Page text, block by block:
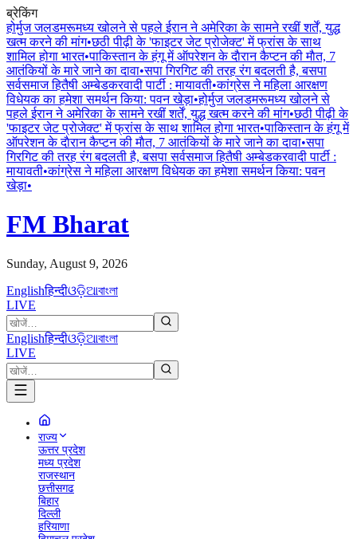
ब्रेकिंग
होर्मुज जलडमरूमध्य खोलने से पहले ईरान ने अमेरिका के सामने रखीं शर्तें, युद्ध
खत्म करने की मांग•छठी पीढ़ी के 'फाइटर जेट प्रोजेक्ट' में फ्रांस के साथ
शामिल होगा भारत•पाकिस्तान के हंगू में ऑपरेशन के दाैरान कैप्टन की माैत, 7
आतंकियों के मारे जाने का दावा•सपा गिरगिट की तरह रंग बदलती है, बसपा
सर्वसमाज हितैषी अम्बेडकरवादी पार्टी : मायावती•कांग्रेस ने महिला आरक्षण
विधेयक का हमेशा समर्थन किया: पवन खेड़ा•होर्मुज जलडमरूमध्य खोलने से
पहले ईरान ने अमेरिका के सामने रखीं शर्तें, युद्ध खत्म करने की मांग•छठी पीढ़ी के
'फाइटर जेट प्रोजेक्ट' में फ्रांस के साथ शामिल होगा भारत•पाकिस्तान के हंगू में
ऑपरेशन के दाैरान कैप्टन की माैत, 7 आतंकियों के मारे जाने का दावा•सपा
गिरगिट की तरह रंग बदलती है, बसपा सर्वसमाज हितैषी अम्बेडकरवादी पार्टी :
मायावती•कांग्रेस ने महिला आरक्षण विधेयक का हमेशा समर्थन किया: पवन
खेड़ा•
FM Bharat
Sunday, August 9, 2026
Englishहिन्दीଓଡ଼ିଆবাংলা
LIVE
Englishहिन्दीଓଡ଼ିଆবাংলা
LIVE
राज्य
ऊत्तर प्रदेश
मध्य प्रदेश
राजस्थान
छत्तीसगढ
बिहार
दिल्ली
हरियाणा